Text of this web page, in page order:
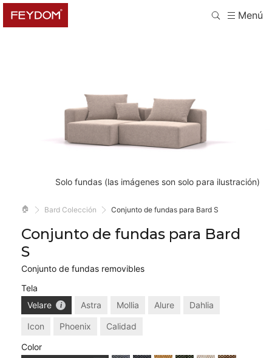
Menú
Solo fundas (las imágenes son solo para ilustración)
🏠 Bard Colección Conjunto de fundas para Bard S
Conjunto de fundas para Bard
S
Conjunto de fundas removibles
Tela
Velare
Astra Mollia Alure Dahlia
Icon Phoenix
Calidad
Color